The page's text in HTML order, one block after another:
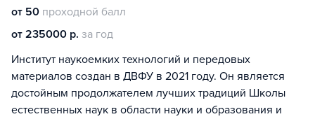
от 50 проходной балл
от 235000 р. за год
Институт наукоемких технологий и передовых
материалов создан в ДВФУ в 2021 году. Он является
достойным продолжателем лучших традиций Школы
естественных наук в области науки и образования и